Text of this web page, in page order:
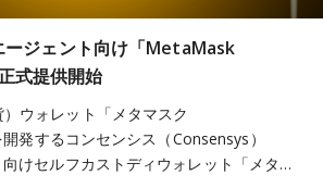
ージェント向け「MetaMask
式提供開始
ウォレット「メタマスク
発するコンセンシス（Consensys）
けセルフカストディウォレット「メタ…